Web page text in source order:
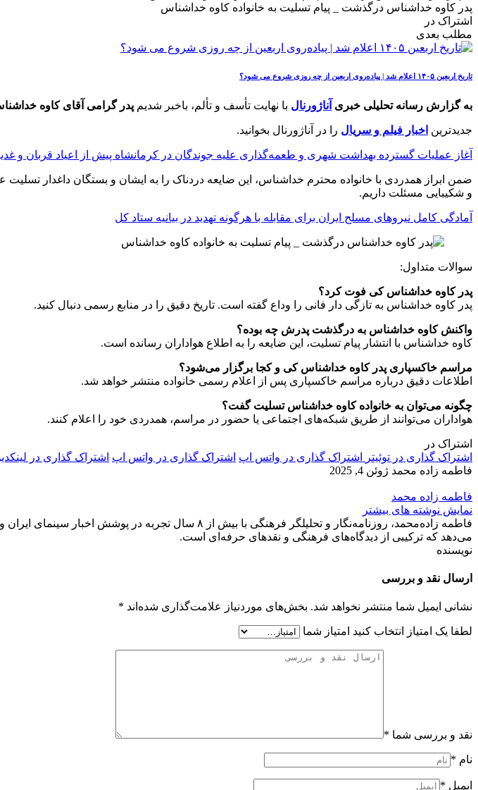
پدر کاوه خداشناس درگذشت _ پیام تسلیت به خانواده کاوه خداشناس
اشتراک در
مطلب بعدی
تاریخ اربعین ۱۴۰۵ اعلام شد | پیاده‌روی اربعین از چه روزی شروع می‌ شود؟
به گزارش رسانه تحلیلی خبری آناژورنال با نهایت تأسف و تألم، باخبر شدیم پدر گرامی آقای کاوه
جدیدترین اخبار فیلم و سریال را در آناژورنال بخوانید.
آغاز عملیات گسترده بهداشت شهری و طعمه‌گذاری علیه جوندگان در کرمانشاه پیش از اعیاد قربان و
ضمن ابراز همدردی با خانواده محترم خداشناس، این ضایعه دردناک را به ایشان و بستگان داغدار
و شکیبایی مسئلت داریم.
آمادگی کامل نیروهای مسلح ایران برای مقابله با هرگونه تهدید در بیانیه ستاد کل
سوالات متداول:
پدر کاوه خداشناس کی فوت کرد؟
پدر کاوه خداشناس به تازگی دار فانی را وداع گفته است. تاریخ دقیق را در منابع رسمی دنبال کنید.
واکنش کاوه خداشناس به درگذشت پدرش چه بوده؟
کاوه خداشناس با انتشار پیام تسلیت، این ضایعه را به اطلاع هواداران رسانده است.
مراسم خاکسپاری پدر کاوه خداشناس کی و کجا برگزار می‌شود؟
اطلاعات دقیق درباره مراسم خاکسپاری پس از اعلام رسمی خانواده منتشر خواهد شد.
چگونه می‌توان به خانواده کاوه خداشناس تسلیت گفت؟
هواداران می‌توانند از طریق شبکه‌های اجتماعی یا حضور در مراسم، همدردی خود را اعلام کنند.
اشتراک در
اشتراک گذاری در توئیتر
اشتراک گذاری در واتس اپ اشتراک گذاری در واتس اپ اشتراک گذاری در
فاطمه زاده محمد ژوئن 4, 2025
فاطمه زاده محمد
نمایش نوشته های بیشتر
فاطمه زاده‌محمد، روزنامه‌نگار و تحلیلگر فرهنگی با بیش
می‌دهد که ترکیبی از دیدگاه‌های فرهنگی و نقدهای حرفه‌ای است.
نویسنده
ارسال نقد و بررسی
نشانی ایمیل شما منتشر نخواهد شد. بخش‌های موردنیاز علامت‌گذاری شده‌اند *
لطفا یک امتیاز انتخاب کنید امتیاز شما
نقد و بررسی شما *
نام *
ایمیل *